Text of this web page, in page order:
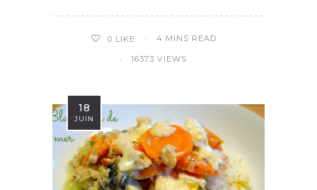
0 LIKE 4 MINS READ
16373 VIEWS
18
JUIN